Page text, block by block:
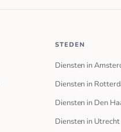
STEDEN
Diensten in
Diensten in
Diensten in Den
Diensten in Utrecht